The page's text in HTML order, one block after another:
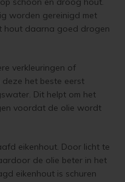
worden gereinigd met
hout daarna goed drogen
verkleuringen of
het beste eerst
Dit helpt om het
voordat de olie wordt
eikenhout. Door licht te
de olie beter in het
eikenhout is schuren